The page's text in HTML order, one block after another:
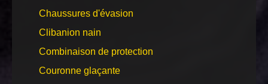
Chaussures d'évasion
Clibanion nain
Combinaison de protection
Couronne glaçante